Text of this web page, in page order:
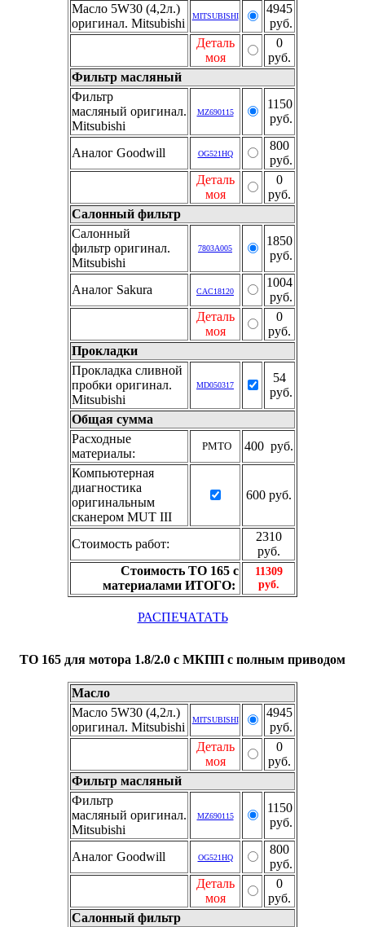
Масло 5W30 (4,2л.)
оригинал. Mitsubishi
MITSUBISHI
4945
руб.
Деталь
моя
0
руб.
Фильтр масляный
Фильтр
масляный оригинал.
Mitsubishi
MZ690115
1150
руб.
Аналог Goodwill OG521HQ
800
руб.
Деталь
моя
0
руб.
Салонный фильтр
Салонный
фильтр оригинал.
Mitsubishi
7803A005
1850
руб.
Аналог Sakura CAC18120
1004
руб.
Деталь
моя
0
руб.
Прокладки
Прокладка сливной
пробки оригинал.
Mitsubishi
MD050317
54
руб.
Общая сумма
Расходные
материалы:
РМТО
400 руб.
Компьютерная
диагностика
оригинальным
сканером MUT III
600 руб.
Стоимость работ:
2310
руб.
Стоимость ТО 165 с
материалами ИТОГО:
11309
руб.
РАСПЕЧАТАТЬ
ТО 165 для мотора 1.8/2.0 с МКПП с полным приводом
Масло
Масло 5W30 (4,2л.)
оригинал. Mitsubishi
MITSUBISHI
4945
руб.
Деталь
моя
0
руб.
Фильтр масляный
Фильтр
масляный оригинал.
Mitsubishi
MZ690115
1150
руб.
Аналог Goodwill OG521HQ
800
руб.
Деталь
моя
0
руб.
Салонный фильтр